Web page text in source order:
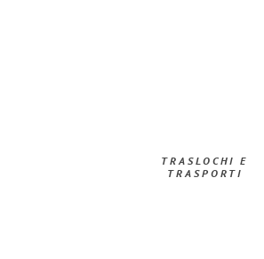
TRASLOCHI E
TRASPORTI​